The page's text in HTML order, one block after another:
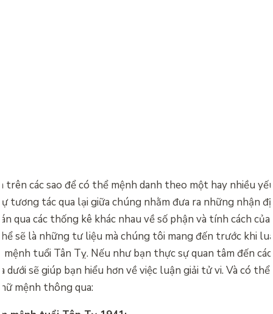
trên các sao để có thể mệnh danh theo một hay nhiều
tương tác qua lại giữa chúng nhằm đưa ra những nhận
qua các thống kê khác nhau về số phận và tính cách
sẽ là những tư liệu mà chúng tôi mang đến trước khi
mệnh tuổi Tân Tỵ. Nếu như bạn thực sự quan tâm đến
sẽ giúp bạn hiểu hơn về việc luận giải tử vi. Và có thể
mệnh thông qua: